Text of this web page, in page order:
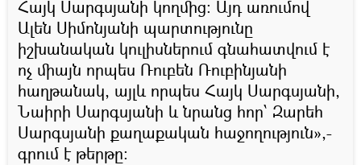
Հայկ Սարգսյանի կողմից։ Այդ առումով
Ալեն Սիմոնյանի պարտությունը
իշխանական կուլիսներում գնահատվում է
ոչ միայն որպես Ռուբեն Ռուբինյանի
հաղթանակ, այլև որպես Հայկ Սարգսյանի,
Նաիրի Սարգսյանի և նրանց հոր՝ Զարեհ
Սարգսյանի քաղաքական հաջողություն»,-
գրում է թերթը: